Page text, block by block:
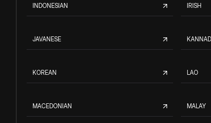
INDONESIAN IRISH
JAVANESE
KOREAN LAO
MACEDONIAN MALAY